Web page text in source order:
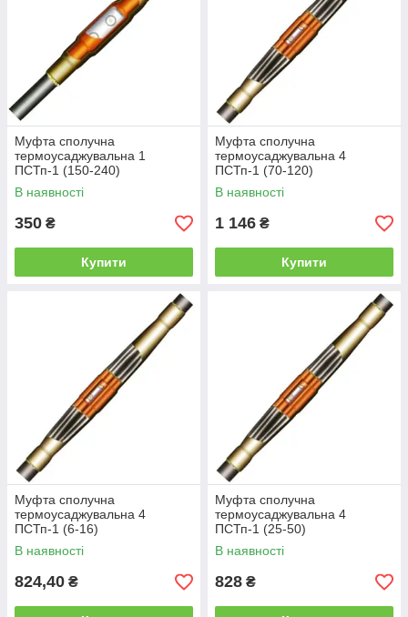
Муфта сполучна
термоусаджувальна 1
ПСТп-1 (150-240)
В наявності
350 ₴
Купити
Муфта сполучна
термоусаджувальна 4
ПСТп-1 (70-120)
В наявності
1 146 ₴
Купити
Муфта сполучна
термоусаджувальна 4
ПСТп-1 (6-16)
В наявності
824,40 ₴
Муфта сполучна
термоусаджувальна 4
ПСТп-1 (25-50)
В наявності
828 ₴